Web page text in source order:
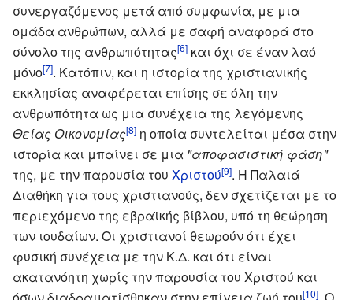
συνεργαζόμενος μετά από συμφωνία, με μια
ομάδα ανθρώπων, αλλά με σαφή αναφορά στο
σύνολο της ανθρωπότητας[6] και όχι σε έναν λαό
μόνο[7]. Κατόπιν, και η ιστορία της χριστιανικής
εκκλησίας αναφέρεται επίσης σε όλη την
ανθρωπότητα ως μια συνέχεια της λεγόμενης
Θείας Οικονομίας[8] η οποία συντελείται μέσα στην
ιστορία και μπαίνει σε μια "αποφασιστική φάση"
της, με την παρουσία του Χριστού[9]. Η Παλαιά
Διαθήκη για τους χριστιανούς, δεν σχετίζεται με το
περιεχόμενο της εβραϊκής βίβλου, υπό τη θεώρηση
των ιουδαίων. Οι χριστιανοί θεωρούν ότι έχει
φυσική συνέχεια με την Κ.Δ. και ότι είναι
ακατανόητη χωρίς την παρουσία του Χριστού και
[10]